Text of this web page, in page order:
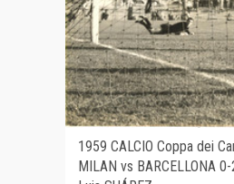
1959 CALCIO Coppa dei
MILAN vs BARCELLONA